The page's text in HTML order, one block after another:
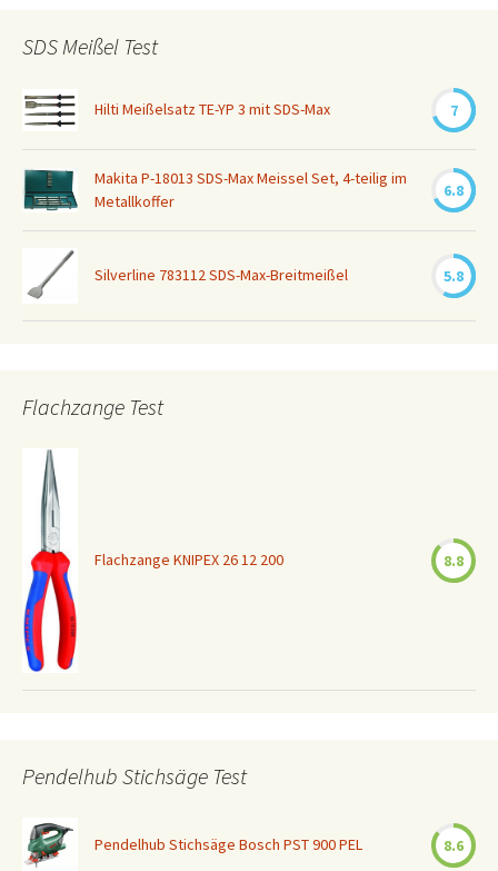
SDS Meißel Test
Hilti Meißelsatz TE-YP 3 mit SDS-Max 7
Makita P-18013 SDS-Max Meissel Set, 4-teilig im
Metallkoffer
6.8
Silverline 783112 SDS-Max-Breitmeißel 5.8
Flachzange Test
Flachzange KNIPEX 26 12 200 8.8
Pendelhub Stichsäge Test
Pendelhub Stichsäge Bosch PST 900 PEL 8.6